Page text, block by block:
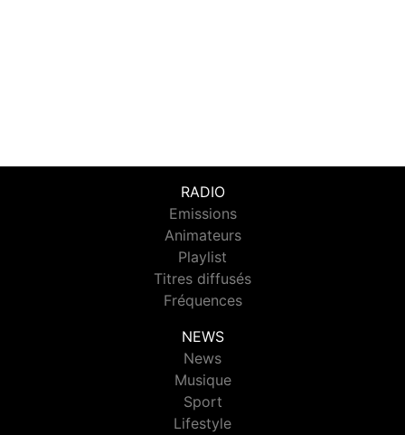
RADIO
Emissions
Animateurs
Playlist
Titres diffusés
Fréquences
NEWS
News
Musique
Sport
Lifestyle